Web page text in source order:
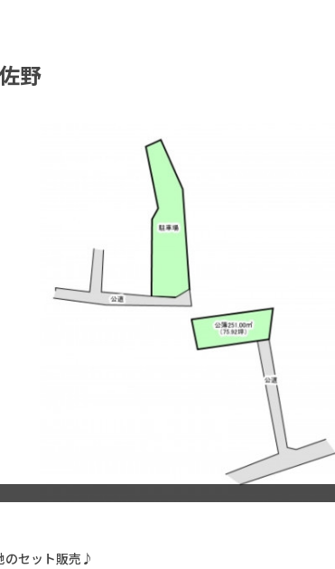
野
のセット販売♪